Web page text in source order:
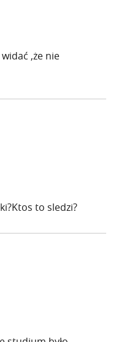
,że nie
to sledzi?